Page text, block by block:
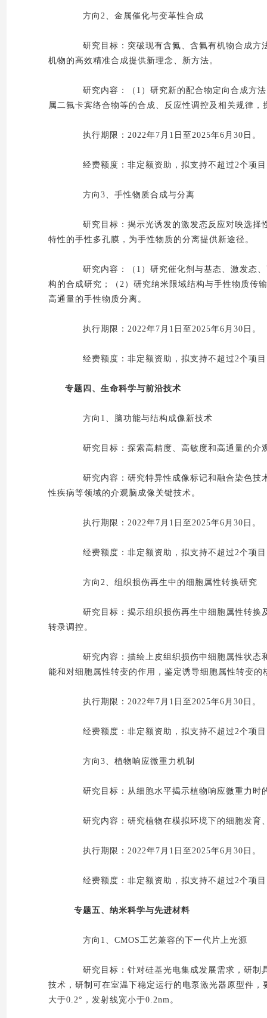
方向2、金属催化与变革性合成
研究目标：突破现有含氮、含氟有机物合成方
机物的高效精准合成提供新理念、新方法。
研究内容：（1）研究新的配合物定向合成方法
属二氟卡宾络合物等的合成、反应性调控及相关规律
执行期限：2022年7月1日至2025年6月30日。
经费额度：非定额资助，拟支持不超过2个项目
方向3、手性物质合成与分离
研究目标：揭示光诱发的激发态反应对映选择
特性的手性多孔膜，为手性物质的分离提供新途径。
研究内容：（1）研究催化剂与基态、激发态、
构的合成研究；（2）研究纳米限域结构与手性物质传
高通量的手性物质分离。
执行期限：2022年7月1日至2025年6月30日。
经费额度：非定额资助，拟支持不超过2个项目
专题四、生命科学与前沿技术
方向1、脑功能与结构成像新技术
研究目标：探索高精度、高敏度和高通量的介
研究内容：研究特异性成像标记和融合染色技
性疾病等领域的介观脑成像关键技术。
执行期限：2022年7月1日至2025年6月30日。
经费额度：非定额资助，拟支持不超过2个项目
方向2、组织损伤再生中的细胞属性转换研究
研究目标：揭示组织损伤再生中细胞属性转换
转录调控。
研究内容：描绘上皮组织损伤中细胞属性状态
能和对细胞属性转变的作用，鉴定诱导细胞属性转变
执行期限：2022年7月1日至2025年6月30日。
经费额度：非定额资助，拟支持不超过2个项目
方向3、植物响应微重力机制
研究目标：从细胞水平揭示植物响应微重力时
研究内容：研究植物在模拟环境下的细胞发育
执行期限：2022年7月1日至2025年6月30日。
经费额度：非定额资助，拟支持不超过2个项目
专题五、纳米科学与先进材料
方向1、CMOS工艺兼容的下一代片上光源
研究目标：针对硅基光电集成发展需求，研制
技术，研制可在室温下稳定运行的电泵激光器原型件
大于0.2°，发射线宽小于0.2nm。